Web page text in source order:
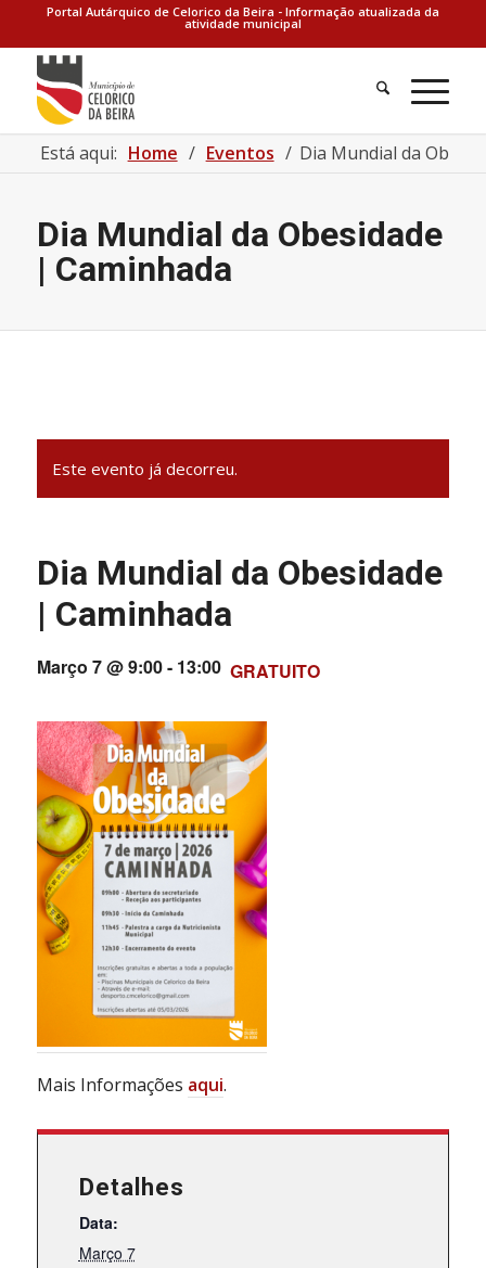
Portal Autárquico de Celorico da Beira - Informação atualizada da
atividade municipal
Está aqui: Home / Eventos / Dia Mundial da
Dia Mundial da Obesidade
| Caminhada
Este evento já decorreu.
Dia Mundial da Obesidade
| Caminhada
Março 7 @ 9:00- 13:00 GRATUITO
Mais Informações aqui.
Detalhes
Data:
Março 7